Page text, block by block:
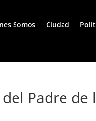
Somos Ciudad
Padre